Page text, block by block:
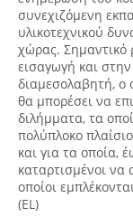
συνεχιζόμενη
υλικοτεχνικού
χώρας. Σημαντικό
εισαγωγή και
διαμεσολαβητή, ο
θα μπορέσει να
διλήμματα, τα
πολύπλοκο
και για τα οποία,
καταρτισμένοι να
οποίοι
(EL)